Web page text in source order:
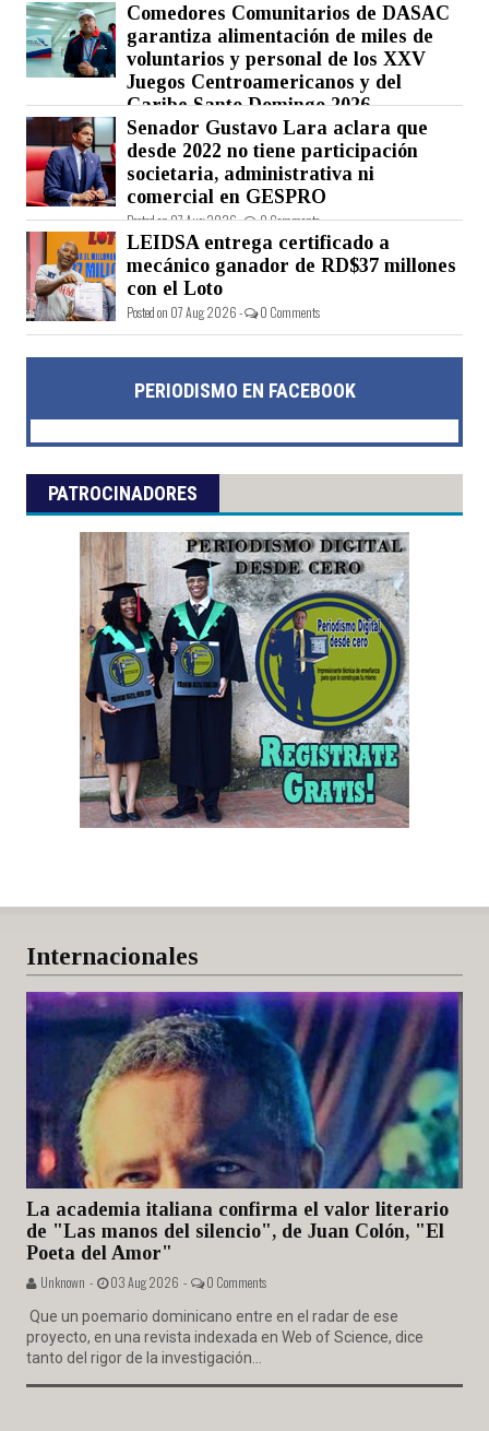
Comedores Comunitarios de DASAC
garantiza alimentación de miles de
voluntarios y personal de los XXV
Juegos Centroamericanos y del
Caribe Santo Domingo 2026
Posted on 07 Aug 2026 - 0 Comments
Senador Gustavo Lara aclara que
desde 2022 no tiene participación
societaria, administrativa ni
comercial en GESPRO
Posted on 07 Aug 2026 - 0 Comments
LEIDSA entrega certificado a
mecánico ganador de RD$37 millones
con el Loto
Posted on 07 Aug 2026 - 0 Comments
PERIODISMO EN FACEBOOK
PATROCINADORES
Internacionales
La academia italiana confirma el valor literario
de "Las manos del silencio", de Juan Colón, "El
Poeta del Amor"
Unknown - 03 Aug 2026 - 0 Comments
Que un poemario dominicano entre en el radar de ese
proyecto, en una revista indexada en Web of Science, dice
tanto del rigor de la investigación...